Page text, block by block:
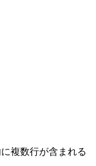
複数行が含まれる